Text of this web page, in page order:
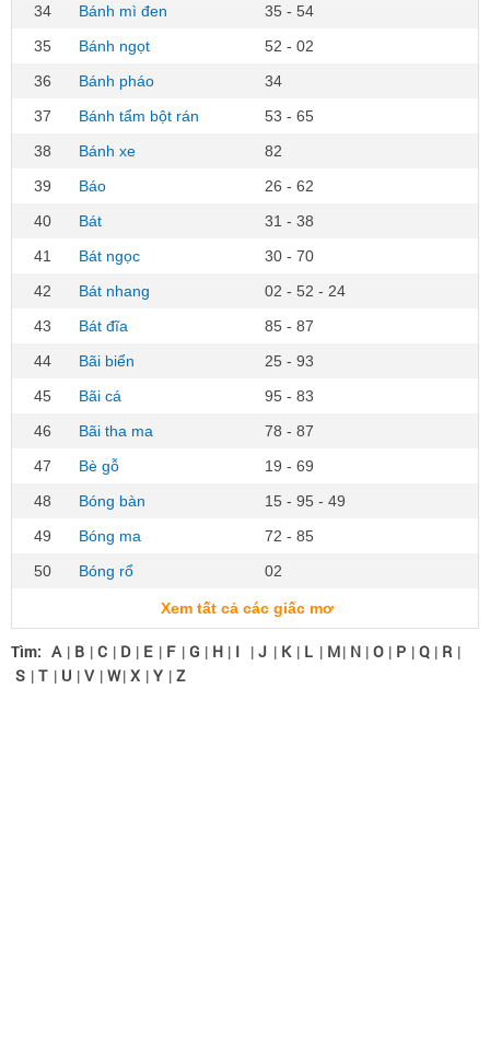
34
Bánh mì đen
35 - 54
35
Bánh ngọt
52 - 02
36
Bánh pháo
34
37
Bánh tẩm bột rán
53 - 65
38
Bánh xe
82
39
Báo
26 - 62
40
Bát
31 - 38
41
Bát ngọc
30 - 70
42
Bát nhang
02 - 52 - 24
43
Bát đĩa
85 - 87
44
Bãi biển
25 - 93
45
Bãi cá
95 - 83
46
Bãi tha ma
78 - 87
47
Bè gỗ
19 - 69
48
Bóng bàn
15 - 95 - 49
49
Bóng ma
72 - 85
50
Bóng rổ 02
Xem tất cả các giấc mơ
Tìm: A | B | C | D | E | F | G | H | I | J | K | L | M| N | O | P | Q | R |
S | T | U | V | W| X | Y | Z